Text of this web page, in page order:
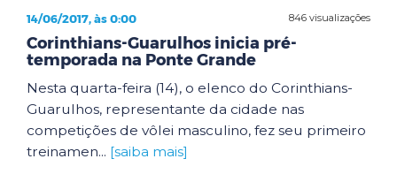
846 visualizações
14/06/2017, às 0:00
Corinthians-Guarulhos inicia pré-
temporada na Ponte Grande
Nesta quarta-feira (14), o elenco do Corinthians-
Guarulhos, representante da cidade nas
competições de vôlei masculino, fez seu primeiro
treinamen... [saiba mais]